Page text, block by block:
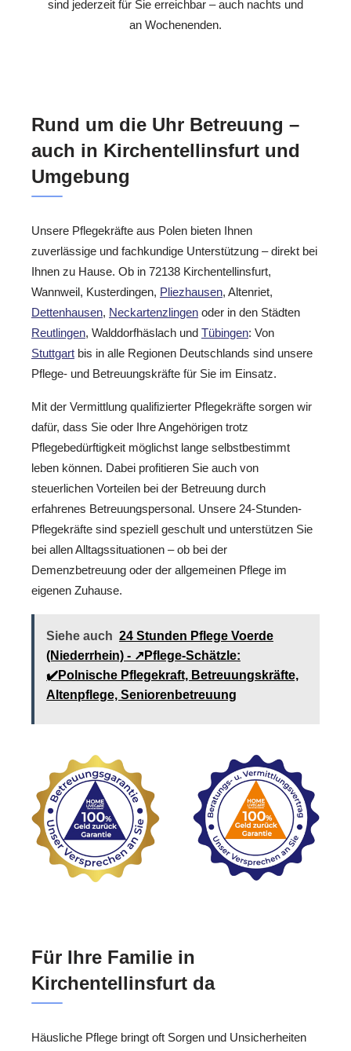
sind jederzeit für Sie erreichbar – auch nachts und
an Wochenenden.
Rund um die Uhr Betreuung –
auch in Kirchentellinsfurt und
Umgebung
Unsere Pflegekräfte aus Polen bieten Ihnen
zuverlässige und fachkundige Unterstützung – direkt bei
Ihnen zu Hause. Ob in 72138 Kirchentellinsfurt,
Wannweil, Kusterdingen, Pliezhausen, Altenriet,
Dettenhausen, Neckartenzlingen oder in den Städten
Reutlingen, Walddorfhäslach und Tübingen: Von
Stuttgart bis in alle Regionen Deutschlands sind unsere
Pflege- und Betreuungskräfte für Sie im Einsatz.
Mit der Vermittlung qualifizierter Pflegekräfte sorgen wir
dafür, dass Sie oder Ihre Angehörigen trotz
Pflegebedürftigkeit möglichst lange selbstbestimmt
leben können. Dabei profitieren Sie auch von
steuerlichen Vorteilen bei der Betreuung durch
erfahrenes Betreuungspersonal. Unsere 24-Stunden-
Pflegekräfte sind speziell geschult und unterstützen Sie
bei allen Alltagssituationen – ob bei der
Demenzbetreuung oder der allgemeinen Pflege im
eigenen Zuhause.
Siehe auch 24 Stunden Pflege Voerde
(Niederrhein) - ↗️Pflege-Schätzle:
✔️Polnische Pflegekraft, Betreuungskräfte,
Altenpflege, Seniorenbetreuung
Für Ihre Familie in
Kirchentellinsfurt da
Häusliche Pflege bringt oft Sorgen und Unsicherheiten